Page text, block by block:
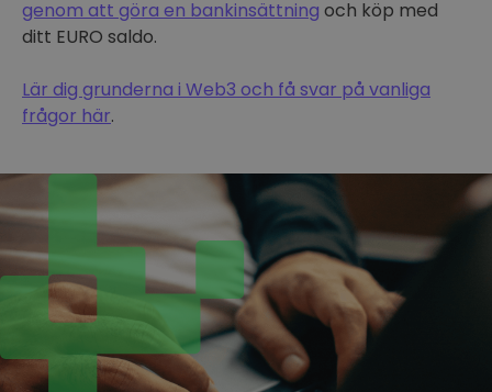
genom att göra en bankinsättning och köp med
ditt EURO saldo.
Lär dig grunderna i Web3 och få svar på vanliga
frågor här.